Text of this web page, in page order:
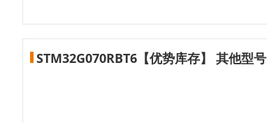
STM32G070RBT6【优势库存】 其他型号